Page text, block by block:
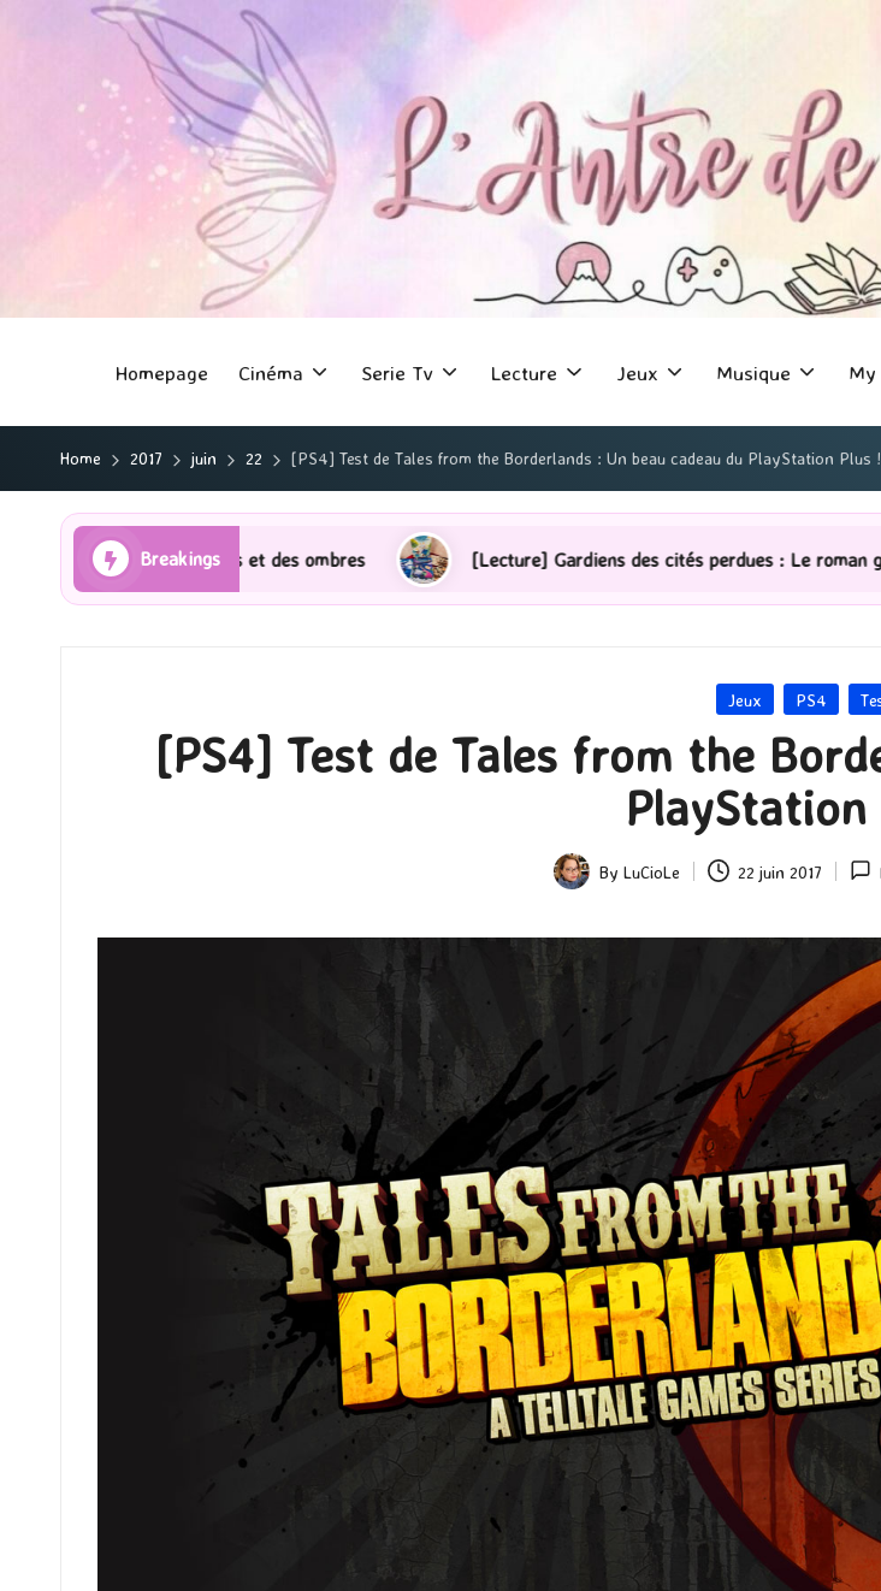
Homepage Cinéma Serie Tv Lecture Jeux Musique My
Home 2017 juin 22 [PS4] Test de Tales from the Borderlands : Un beau cadeau du PlayStation Plus !
Breakings
[Lecture] Gardiens des cités perdues : Le roman graphique Tome 1 Partie 2
Posted
Jeux PS4
[PS4] Test de Tales from the
PlayStation
Posted
By LuCioLe 22 juin 2017